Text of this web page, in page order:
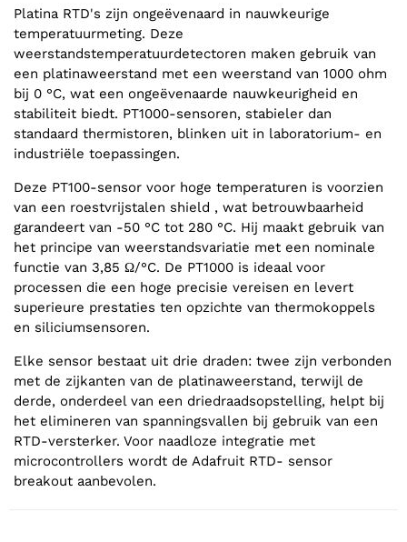
Platina RTD's zijn ongeëvenaard in nauwkeurige
temperatuurmeting. Deze
weerstandstemperatuurdetectoren maken gebruik van
een platinaweerstand met een weerstand van 1000 ohm
bij 0 °C, wat een ongeëvenaarde nauwkeurigheid en
stabiliteit biedt. PT1000-sensoren, stabieler dan
standaard thermistoren, blinken uit in laboratorium- en
industriële toepassingen.
Deze PT100-sensor voor hoge temperaturen is voorzien
van een roestvrijstalen shield , wat betrouwbaarheid
garandeert van -50 °C tot 280 °C. Hij maakt gebruik van
het principe van weerstandsvariatie met een nominale
functie van 3,85 Ω/°C. De PT1000 is ideaal voor
processen die een hoge precisie vereisen en levert
superieure prestaties ten opzichte van thermokoppels
en siliciumsensoren.
Elke sensor bestaat uit drie draden: twee zijn verbonden
met de zijkanten van de platinaweerstand, terwijl de
derde, onderdeel van een driedraadsopstelling, helpt bij
het elimineren van spanningsvallen bij gebruik van een
RTD-versterker. Voor naadloze integratie met
microcontrollers wordt de Adafruit RTD- sensor
breakout aanbevolen.